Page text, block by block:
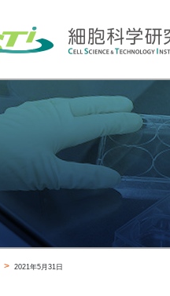
2021年5月31日